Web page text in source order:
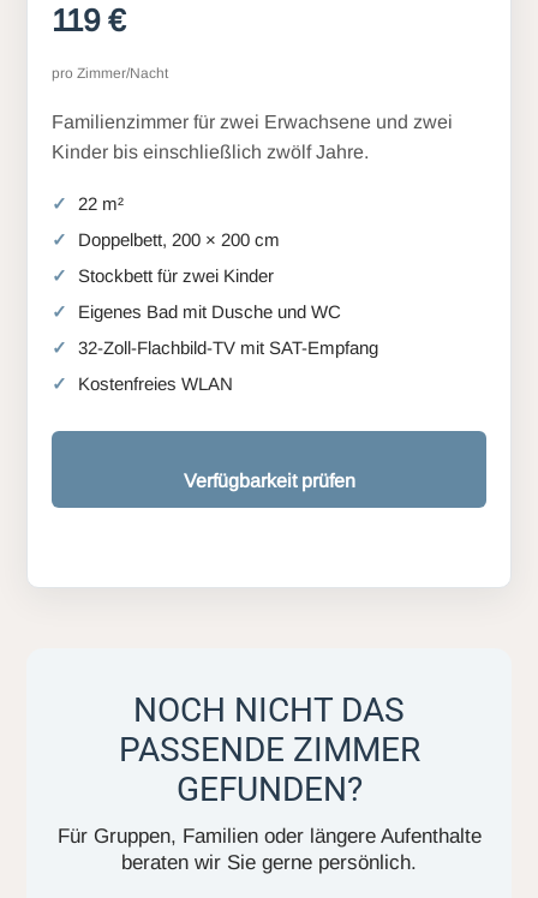
119 €
pro Zimmer/Nacht
Familienzimmer für zwei Erwachsene und zwei
Kinder bis einschließlich zwölf Jahre.
22 m²
Doppelbett, 200 × 200 cm
Stockbett für zwei Kinder
Eigenes Bad mit Dusche und WC
32-Zoll-Flachbild-TV mit SAT-Empfang
Kostenfreies WLAN
Verfügbarkeit prüfen
NOCH NICHT DAS
PASSENDE ZIMMER
GEFUNDEN?
Für Gruppen, Familien oder längere Aufenthalte
beraten wir Sie gerne persönlich.